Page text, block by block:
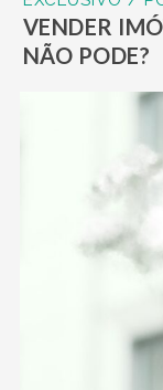
VENDER
NÃO PODE?